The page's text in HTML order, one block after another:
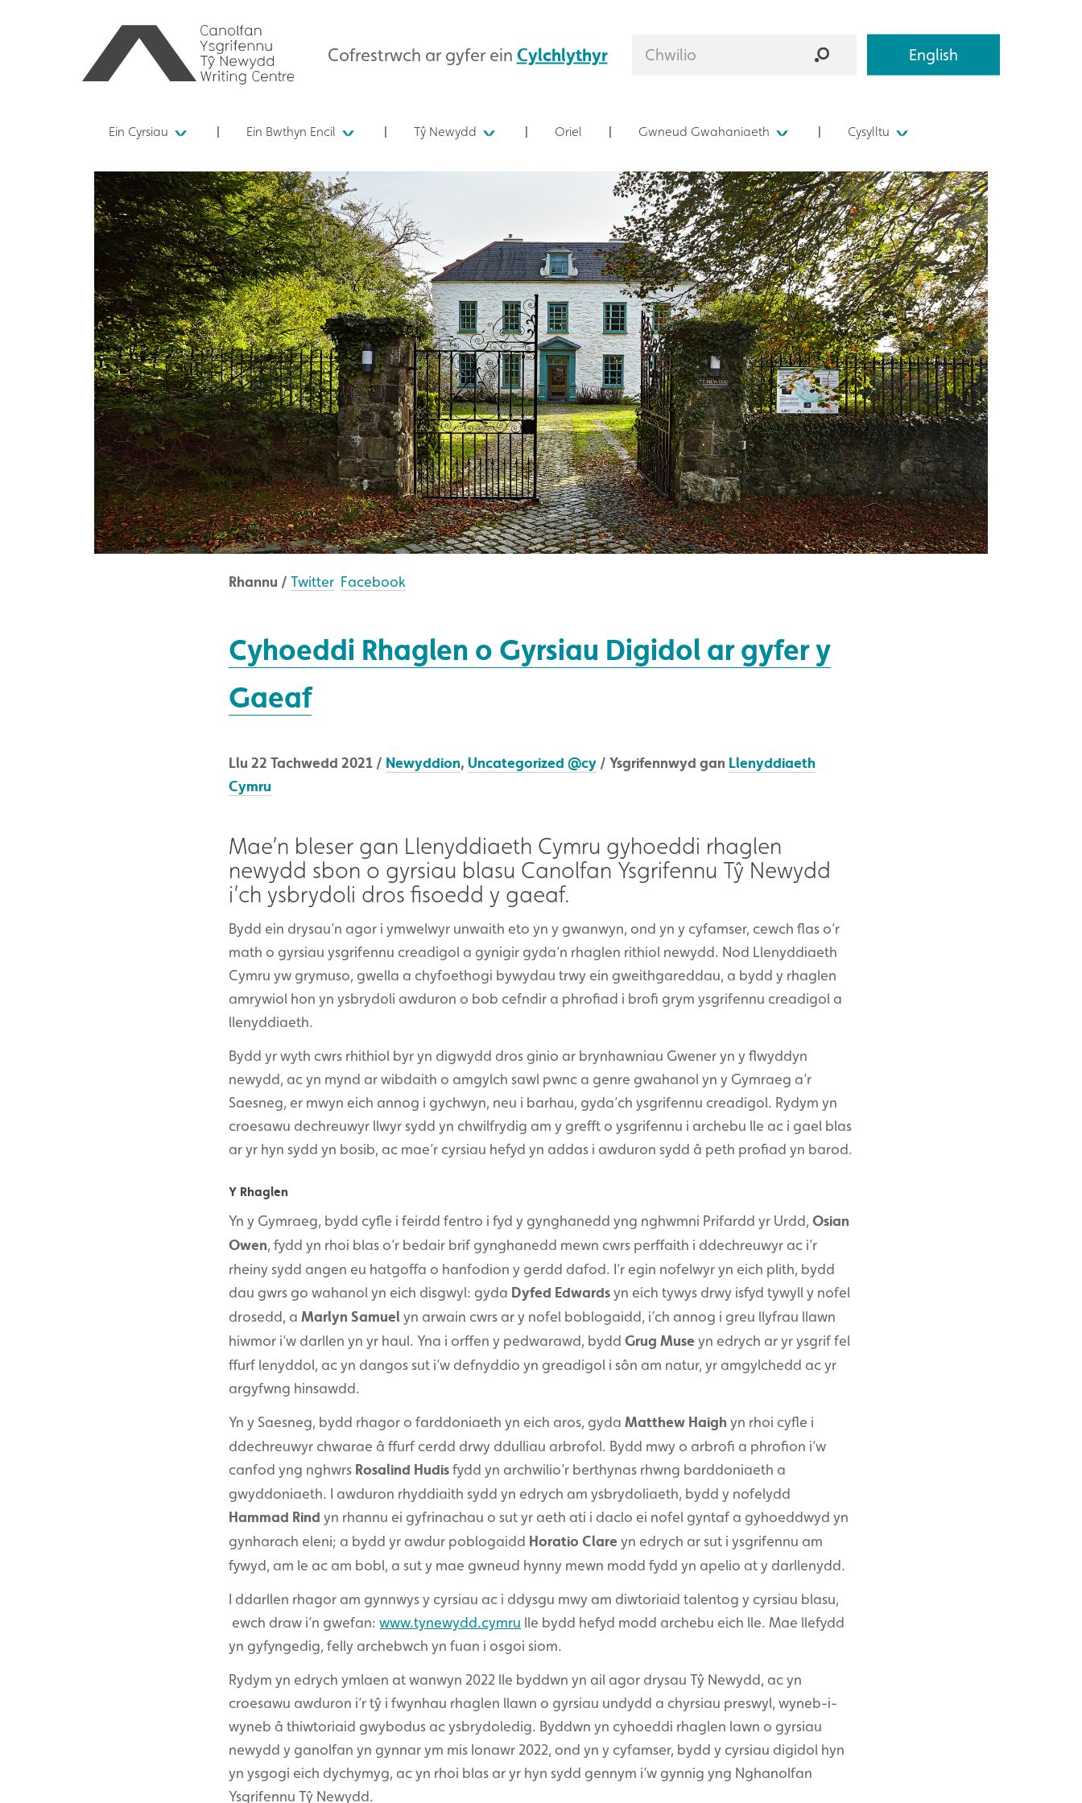
Cofrestrwch ar gyfer ein Cylchlythyr English
Ein Cyrsiau Ein Bwthyn Encil Tŷ Newydd Oriel Gwneud Gwahaniaeth Cysylltu
Rhannu /Twitter Facebook
Cyhoeddi Rhaglen o Gyrsiau Digidol ar gyfer y
Gaeaf
Llu 22 Tachwedd 2021 / Newyddion,Uncategorized @cy / Ysgrifennwyd gan Llenyddiaeth
Cymru
Mae’n bleser gan Llenyddiaeth Cymru gyhoeddi rhaglen
newydd sbon o gyrsiau blasu Canolfan Ysgrifennu Tŷ Newydd
i’ch ysbrydoli dros fisoedd y gaeaf.
Bydd ein drysau’n agor i ymwelwyr unwaith eto yn y gwanwyn, ond yn y cyfamser, cewch flas o’r
math o gyrsiau ysgrifennu creadigol a gynigir gyda’n rhaglen rithiol newydd. Nod Llenyddiaeth
Cymru yw grymuso, gwella a chyfoethogi bywydau trwy ein gweithgareddau, a bydd y rhaglen
amrywiol hon yn ysbrydoli awduron o bob cefndir a phrofiad i brofi grym ysgrifennu creadigol a
llenyddiaeth.
Bydd yr wyth cwrs rhithiol byr yn digwydd dros ginio ar brynhawniau Gwener yn y flwyddyn
newydd, ac yn mynd ar wibdaith o amgylch sawl pwnc a genre gwahanol yn y Gymraeg a’r
Saesneg, er mwyn eich annog i gychwyn, neu i barhau, gyda’ch ysgrifennu creadigol. Rydym yn
croesawu dechreuwyr llwyr sydd yn chwilfrydig am y grefft o ysgrifennu i archebu lle ac i gael blas
ar yr hyn sydd yn bosib, ac mae’r cyrsiau hefyd yn addas i awduron sydd â peth profiad yn barod.
Y Rhaglen
Yn y Gymraeg, bydd cyfle i feirdd fentro i fyd y gynghanedd yng nghwmni Prifardd yr Urdd, Osian
Owen, fydd yn rhoi blas o’r bedair brif gynghanedd mewn cwrs perffaith i ddechreuwyr ac i’r
rheiny sydd angen eu hatgoffa o hanfodion y gerdd dafod. I’r egin nofelwyr yn eich plith, bydd
dau gwrs go wahanol yn eich disgwyl: gyda Dyfed Edwardsyn eich tywys drwy isfyd tywyll y nofel
drosedd, aMarlyn Samuel yn arwain cwrs ar y nofel boblogaidd, i’ch annog i greu llyfrau llawn
hiwmor i’w darllen yn yr haul. Yna i orffen y pedwarawd, byddGrug Museyn edrych ar yr ysgrif fel
ffurf lenyddol, ac yn dangos sut i’w defnyddio yn greadigol i sôn am natur, yr amgylchedd ac yr
argyfwng hinsawdd.
Yn y Saesneg, bydd rhagor o farddoniaeth yn eich aros, gydaMatthew Haigh yn rhoi cyfle i
ddechreuwyr chwarae â ffurf cerdd drwy ddulliau arbrofol. Bydd mwy o arbrofi a phrofion i’w
canfod yng nghwrs Rosalind Hudisfydd yn archwilio’r berthynas rhwng barddoniaeth a
gwyddoniaeth. I awduron rhyddiaith sydd yn edrych am ysbrydoliaeth, bydd y nofelydd
Hammad Rind yn rhannu ei gyfrinachau o sut yr aeth ati i daclo ei nofel gyntaf a gyhoeddwyd yn
gynharach eleni; a bydd yr awdur poblogaidd Horatio Clareyn edrych ar sut i ysgrifennu am
fywyd, am le ac am bobl, a sut y mae gwneud hynny mewn modd fydd yn apelio at y darllenydd.
I ddarllen rhagor am gynnwys y cyrsiau ac i ddysgu mwy am diwtoriaid talentog y cyrsiau blasu,
ewch draw i’n gwefan:www.tynewydd.cymru lle bydd hefyd modd archebu eich lle. Mae llefydd
yn gyfyngedig, felly archebwch yn fuan i osgoi siom.
Rydym yn edrych ymlaen at wanwyn 2022 lle byddwn yn ail agor drysau Tŷ Newydd, ac yn
croesawu awduron i’r tŷ i fwynhau rhaglen llawn o gyrsiau undydd a chyrsiau preswyl, wyneb-i-
wyneb â thiwtoriaid gwybodus ac ysbrydoledig. Byddwn yn cyhoeddi rhaglen lawn o gyrsiau
newydd y ganolfan yn gynnar ym mis Ionawr 2022, ond yn y cyfamser, bydd y cyrsiau digidol hyn
yn ysgogi eich dychymyg, ac yn rhoi blas ar yr hyn sydd gennym i’w gynnig yng Nghanolfan
Ysgrifennu Tŷ Newydd.